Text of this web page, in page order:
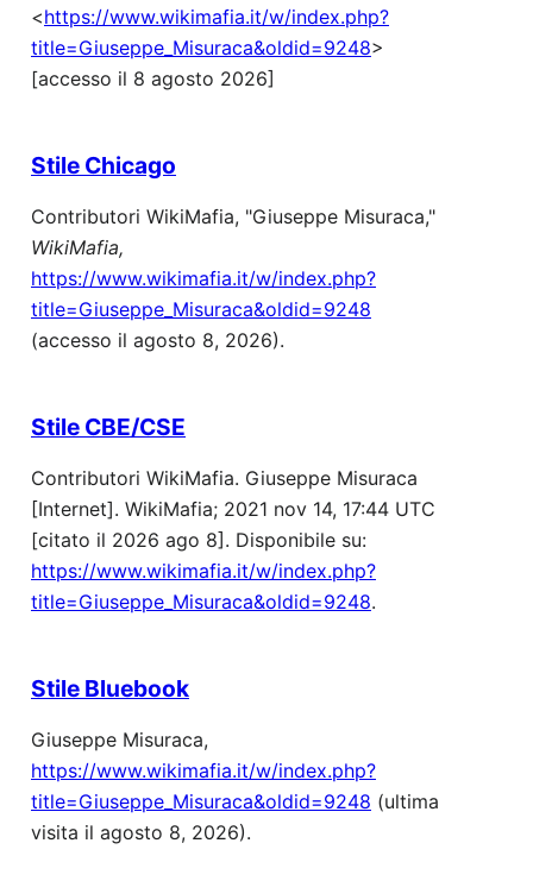
<https://www.wikimafia.it/w/index.php?
title=Giuseppe_Misuraca&oldid=9248>
[accesso il 8 agosto 2026]
Stile Chicago
Contributori WikiMafia, "Giuseppe Misuraca,"
WikiMafia,
https://www.wikimafia.it/w/index.php?
title=Giuseppe_Misuraca&oldid=9248
(accesso il agosto 8, 2026).
Stile CBE/CSE
Contributori WikiMafia. Giuseppe Misuraca
[Internet]. WikiMafia; 2021 nov 14, 17:44 UTC
[citato il 2026 ago 8]. Disponibile su:
https://www.wikimafia.it/w/index.php?
title=Giuseppe_Misuraca&oldid=9248.
Stile Bluebook
Giuseppe Misuraca,
https://www.wikimafia.it/w/index.php?
title=Giuseppe_Misuraca&oldid=9248 (ultima
visita il agosto 8, 2026).